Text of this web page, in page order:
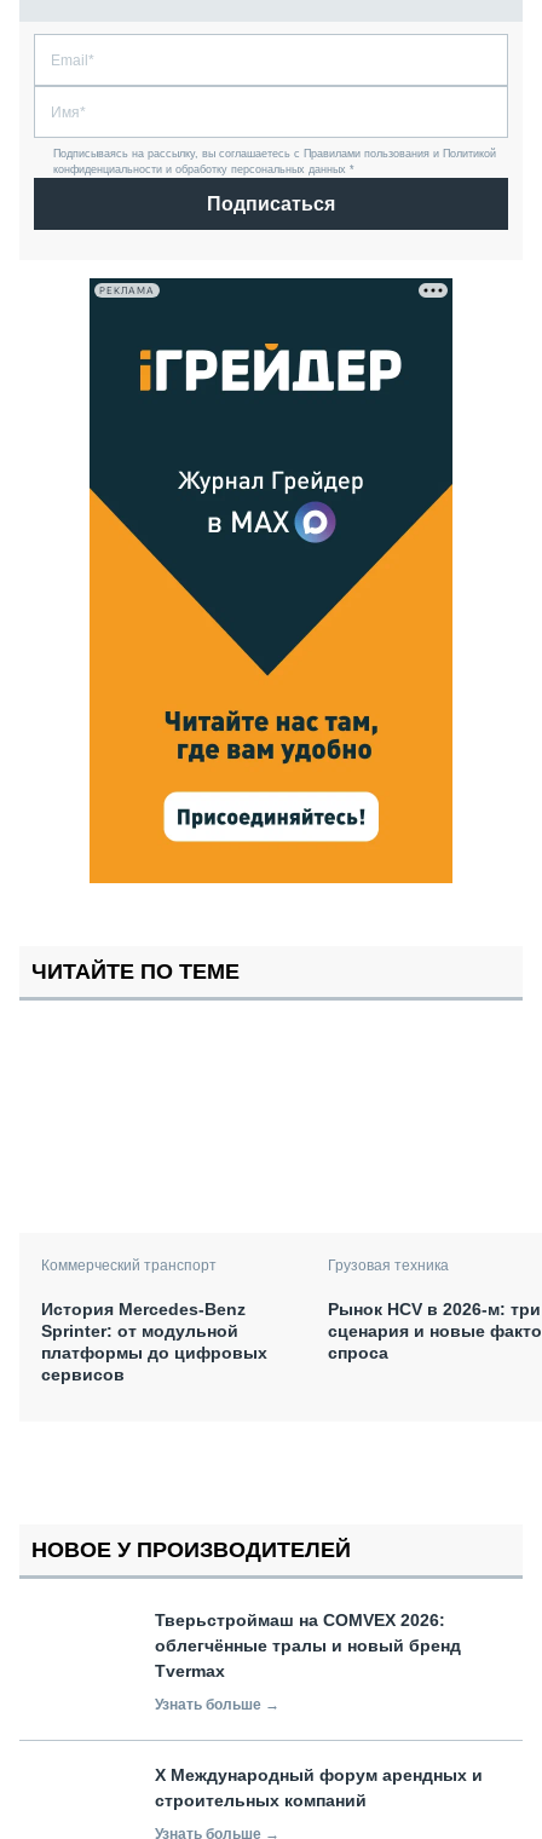
Подписываясь на рассылку, вы соглашаетесь с Правилами пользования и Политикой
конфиденциальности и обработку персональных данных *
Подписаться
РЕКЛАМА
ЧИТАЙТЕ ПО ТЕМЕ
Коммерческий транспорт
История Mercedes-Benz
Sprinter: от модульной
платформы до цифровых
сервисов
Грузовая техника
Рынок HCV в 2026-м: три
сценария и новые
спроса
НОВОЕ У ПРОИЗВОДИТЕЛЕЙ
Тверьстроймаш на COMVEX 2026:
облегчённые тралы и новый бренд
Tvermax
Узнать больше →
X Международный форум арендных и
строительных компаний
Узнать больше →